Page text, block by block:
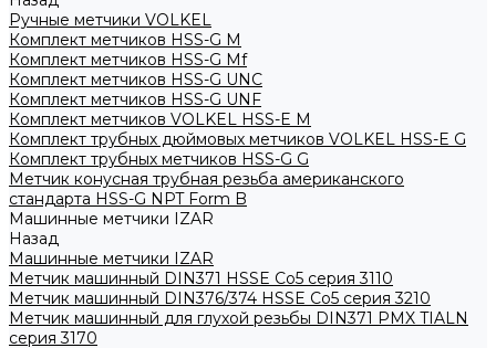
Ручные метчики VOLKEL
Комплект метчиков HSS-G M
Комплект метчиков HSS-G Mf
Комплект метчиков HSS-G UNC
Комплект метчиков HSS-G UNF
Комплект метчиков VOLKEL HSS-E M
Комплект трубных дюймовых метчиков VOLKEL HSS-E G
Комплект трубных метчиков HSS-G G
Метчик конусная трубная резьба американского
стандарта HSS-G NPT Form B
Машинные метчики IZAR
Назад
Машинные метчики IZAR
Метчик машинный DIN371 HSSE Co5 серия 3110
Метчик машинный DIN376/374 HSSE Co5 серия 3210
Метчик машинный для глухой резьбы DIN371 PMX TIALN
серия 3170